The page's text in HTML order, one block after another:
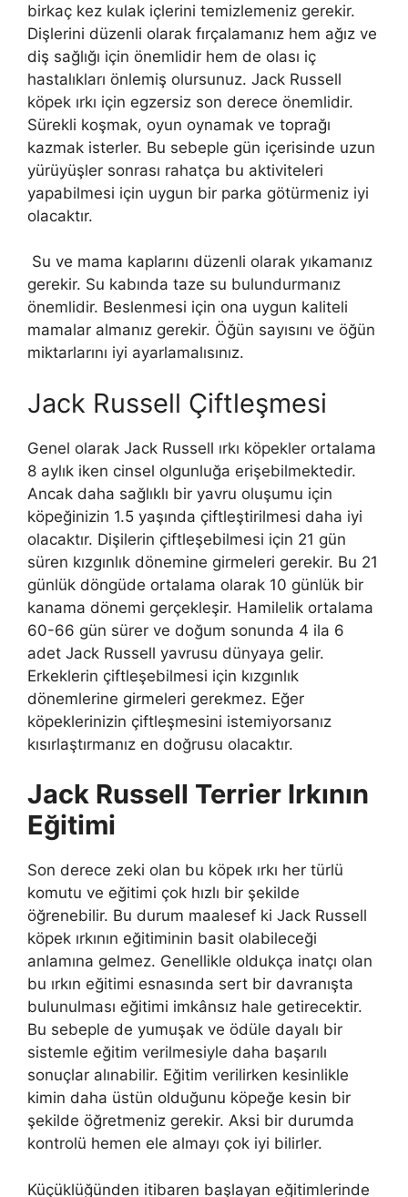
birkaç kez kulak içlerini temizlemeniz gerekir.
Dişlerini düzenli olarak fırçalamanız hem ağız ve
diş sağlığı için önemlidir hem de olası iç
hastalıkları önlemiş olursunuz. Jack Russell
köpek ırkı için egzersiz son derece önemlidir.
Sürekli koşmak, oyun oynamak ve toprağı
kazmak isterler. Bu sebeple gün içerisinde uzun
yürüyüşler sonrası rahatça bu aktiviteleri
yapabilmesi için uygun bir parka götürmeniz iyi
olacaktır.
Su ve mama kaplarını düzenli olarak yıkamanız
gerekir. Su kabında taze su bulundurmanız
önemlidir. Beslenmesi için ona uygun kaliteli
mamalar almanız gerekir. Öğün sayısını ve öğün
miktarlarını iyi ayarlamalısınız.
Jack Russell Çiftleşmesi
Genel olarak Jack Russell ırkı köpekler ortalama
8 aylık iken cinsel olgunluğa erişebilmektedir.
Ancak daha sağlıklı bir yavru oluşumu için
köpeğinizin 1.5 yaşında çiftleştirilmesi daha iyi
olacaktır. Dişilerin çiftleşebilmesi için 21 gün
süren kızgınlık dönemine girmeleri gerekir. Bu 21
günlük döngüde ortalama olarak 10 günlük bir
kanama dönemi gerçekleşir. Hamilelik ortalama
60-66 gün sürer ve doğum sonunda 4 ila 6
adet Jack Russell yavrusu dünyaya gelir.
Erkeklerin çiftleşebilmesi için kızgınlık
dönemlerine girmeleri gerekmez. Eğer
köpeklerinizin çiftleşmesini istemiyorsanız
kısırlaştırmanız en doğrusu olacaktır.
Jack Russell Terrier Irkının
Eğitimi
Son derece zeki olan bu köpek ırkı her türlü
komutu ve eğitimi çok hızlı bir şekilde
öğrenebilir. Bu durum maalesef ki Jack Russell
köpek ırkının eğitiminin basit olabileceği
anlamına gelmez. Genellikle oldukça inatçı olan
bu ırkın eğitimi esnasında sert bir davranışta
bulunulması eğitimi imkânsız hale getirecektir.
Bu sebeple de yumuşak ve ödüle dayalı bir
sistemle eğitim verilmesiyle daha başarılı
sonuçlar alınabilir. Eğitim verilirken kesinlikle
kimin daha üstün olduğunu köpeğe kesin bir
şekilde öğretmeniz gerekir. Aksi bir durumda
kontrolü hemen ele almayı çok iyi bilirler.
Küçüklüğünden itibaren başlayan eğitimlerinde